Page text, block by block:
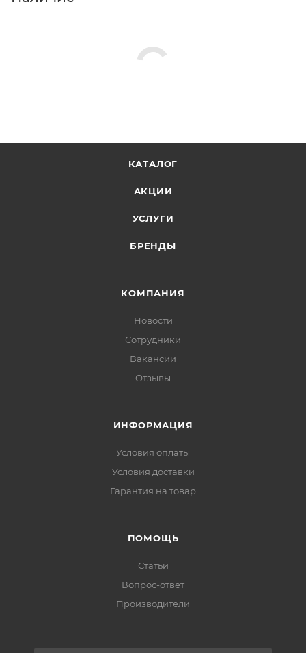
КАТАЛОГ
АКЦИИ
УСЛУГИ
БРЕНДЫ
КОМПАНИЯ
Новости
Сотрудники
Вакансии
Отзывы
ИНФОРМАЦИЯ
Условия оплаты
Условия доставки
Гарантия на товар
ПОМОЩЬ
Статьи
Вопрос-ответ
Производители